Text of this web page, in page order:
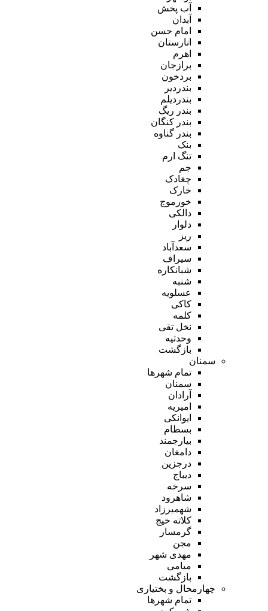
آب پخش
آبدان
امام حسن
انارستان
اهرم
برازجان
بردخون
بندردیر
بندردیلم
بندر ریگ
بندر کنگان
بندر گناوه
بنک
تنگ ارم
جم
چغادک
خارک
خورموج
دالکی
دلوار
ریز
سعدآباد
سیراف
شبانکاره
شنبه
عسلویه
کاکی
کلمه
نخل تقی
وحدتیه
بازگشت
سمنان
تمام شهر‌ها
سمنان
آرادان
امیریه
ایوانکی
بسطام
بیارجمند
دامغان
درجزین
دیباج
سرخه
شاهرود
شهمیرزاد
کلاته خیج
گرمسار
مجن
مهدی شهر
میامی
بازگشت
چهارمحال و بختیاری
تمام شهر‌ها